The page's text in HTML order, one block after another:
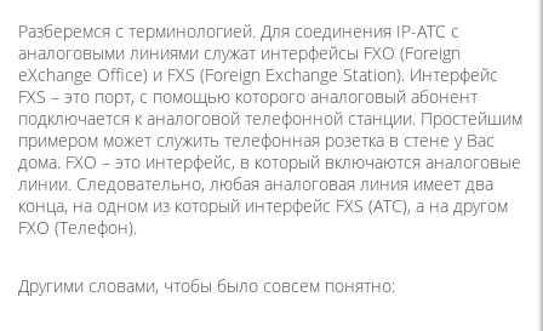
Разберемся с терминологией. Для соединения IP-АТС с
аналоговыми линиями служат интерфейсы FXO (Foreign
eXchange Office) и FXS (Foreign Exchange Station). Интерфейс
FXS – это порт, с помощью которого аналоговый абонент
подключается к аналоговой телефонной станции. Простейшим
примером может служить телефонная розетка в стене у Вас
дома. FXO – это интерфейс, в который включаются аналоговые
линии. Следовательно, любая аналоговая линия имеет два
конца, на одном из который интерфейс FXS (АТС), а на другом
FXO (Телефон).
Другими словами, чтобы было совсем понятно: